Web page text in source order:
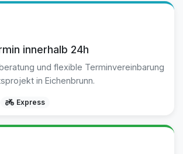
innerhalb 24h
und flexible Terminvereinbarung
in Eichenbrunn.
Express